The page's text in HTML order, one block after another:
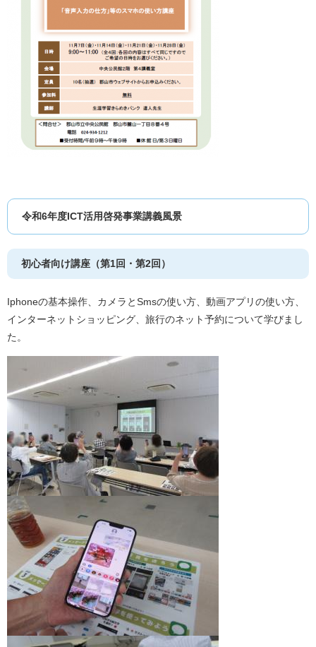
令和6年度ICT活用啓発事業講義風景
初心者向け講座（第1回・第2回）
Iphoneの基本操作、カメラとSmsの使い方、動画アプリの使い方、
インターネットショッピング、旅行のネット予約について学びまし
た。